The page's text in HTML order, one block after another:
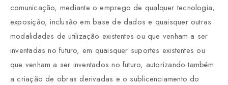
comunicação, mediante o emprego de qualquer tecnologia,
exposição, inclusão em base de dados e quaisquer outras
modalidades de utilização existentes ou que venham a ser
inventadas no futuro, em quaisquer suportes existentes ou
que venham a ser inventados no futuro, autorizando também
a criação de obras derivadas e o sublicenciamento do